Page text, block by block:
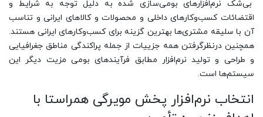
بی‌شک نرم‌افزارهای بومی‌سازی شده به دلیل توجه به شرایط و
اقتضائات کسب‌وکارهای داخلی و محصولات و کالاهای ایرانی و تناسب
آن با سلیقه مشتری‌ها بهترین گزینه برای کسب‌وکارهای ایرانی هستند.
همچنین درنظرگرفتن همه جزییات از جمله پراکندگی مناطق جغرافیایی
و طراحی و تولید نرم‌افزار مطابق فرآیندهای بومی مزیت دیگر این
سیستم‌ها است.
انتخاب نرم‌افزار پخش مویرگی همراستا با